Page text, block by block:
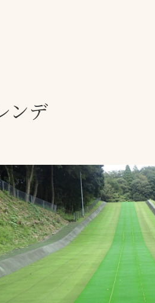
暑さ対策
飛散・流出防止対策
施工・管理実績一覧
ンデ